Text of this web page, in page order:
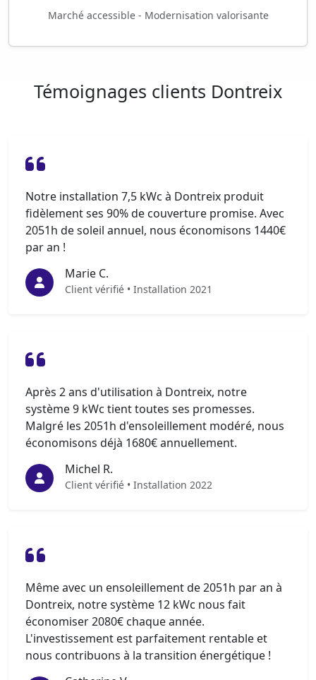
Marché accessible - Modernisation valorisante
Témoignages clients Dontreix
Notre installation 7,5 kWc à Dontreix produit
fidèlement ses 90% de couverture promise. Avec
2051h de soleil annuel, nous économisons 1440€
par an !
Marie C.
Client vérifié • Installation 2021
Après 2 ans d'utilisation à Dontreix, notre
système 9 kWc tient toutes ses promesses.
Malgré les 2051h d'ensoleillement modéré, nous
économisons déjà 1680€ annuellement.
Michel R.
Client vérifié • Installation 2022
Même avec un ensoleillement de 2051h par an à
Dontreix, notre système 12 kWc nous fait
économiser 2080€ chaque année.
L'investissement est parfaitement rentable et
nous contribuons à la transition énergétique !